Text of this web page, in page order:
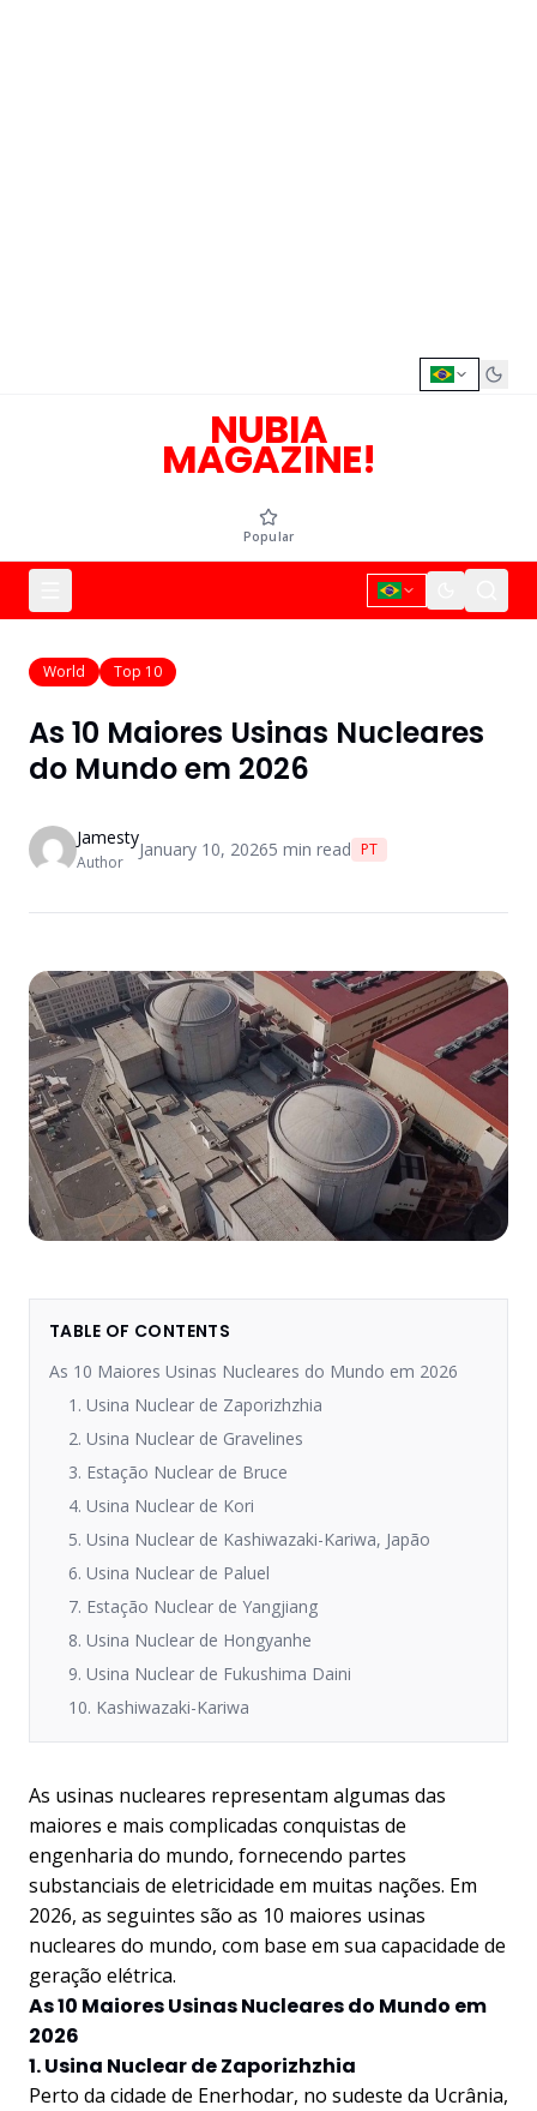
NUBIA
MAGAZINE!
Popular
World Top 10
As 10 Maiores Usinas Nucleares
do Mundo em 2026
Jamesty
Author
January 10, 20265 min read PT
TABLE OF CONTENTS
As 10 Maiores Usinas Nucleares do Mundo em 2026
1. Usina Nuclear de Zaporizhzhia
2. Usina Nuclear de Gravelines
3. Estação Nuclear de Bruce
4. Usina Nuclear de Kori
5. Usina Nuclear de Kashiwazaki-Kariwa, Japão
6. Usina Nuclear de Paluel
7. Estação Nuclear de Yangjiang
8. Usina Nuclear de Hongyanhe
9. Usina Nuclear de Fukushima Daini
10. Kashiwazaki-Kariwa
As usinas nucleares representam algumas das
maiores e mais complicadas conquistas de
engenharia do mundo, fornecendo partes
substanciais de eletricidade em muitas nações. Em
2026, as seguintes são as 10 maiores usinas
nucleares do mundo, com base em sua capacidade de
geração elétrica.
As 10 Maiores Usinas Nucleares do Mundo em
2026
1. Usina Nuclear de Zaporizhzhia
Perto da cidade de Enerhodar, no sudeste da Ucrânia,